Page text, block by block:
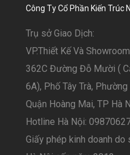
Công Ty Cổ Phần Kiến Trúc
Trụ sở Giao Dịch:
VP.Thiết Kế Và
362C Đường Đỗ Mười (
6A), Phố Tây Trà,
Quận Hoàng Mai, TP Hà
Hotline Hà Nội:
Giấy phép kinh doanh do